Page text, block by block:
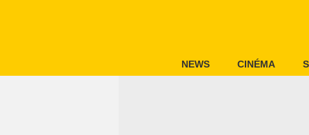
NEWS CINÉMA